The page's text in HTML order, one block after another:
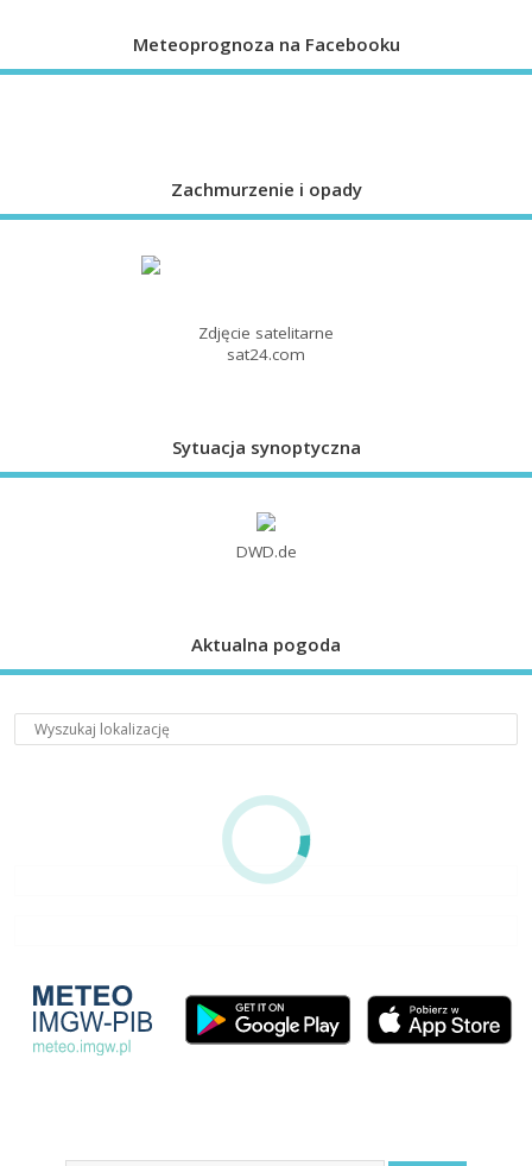
Meteoprognoza na Facebooku
Zachmurzenie i opady
Zdjęcie satelitarne
sat24.com
Sytuacja synoptyczna
DWD.de
Aktualna pogoda